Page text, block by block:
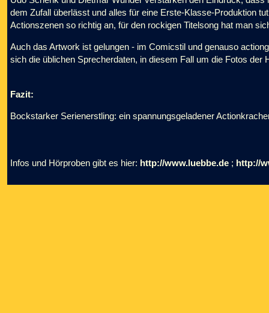
dem Zufall überlässt und alles für eine Erste-Klasse-Produktion
Actionszenen so richtig an, für den rockigen Titelsong hat man
Auch das Artwork ist gelungen - im Comicstil und genauso
sich die üblichen Sprecherdaten, in diesem Fall um die Fotos der
Fazit:
Bockstarker Serienerstling: ein spannungsgeladener
Infos und Hörproben gibt es hier: http://www.luebbe.de ; http://